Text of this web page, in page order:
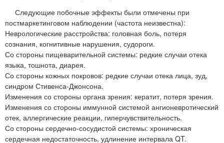
Следующие побочные эффекты были отмечены при
постмаркетинговом наблюдении (частота неизвестна):
Неврологические расстройства: головная боль, потеря
сознания, когнитивные нарушения, судороги.
Со стороны пищеварительной системы: редкие случаи отека
языка, тошнота, диарея.
Со стороны кожных покровов: редкие случаи отека лица, зуд,
синдром Стивенса-Джонсона.
Изменения со стороны органа зрения: кератит, потеря зрения.
Изменения со стороны иммунной системой ангионевротический
отек, аллергические реакции, гиперчувствительность.
Со стороны сердечно-сосудистой системы: хроническая
сердечная недостаточность, удлинение интервала QT.